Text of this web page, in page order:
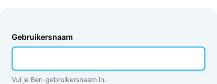
Gebruikersnaam
Vul je Ben-gebruikersnaam in.